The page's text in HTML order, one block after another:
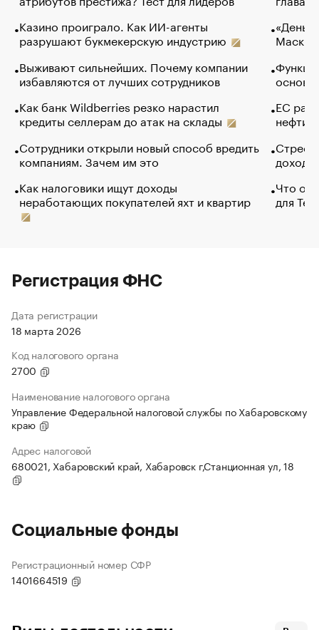
Казино проиграло. Как ИИ-агенты
разрушают букмекерскую индустрию
Выживают сильнейших. Почему компании
избавляются от лучших сотрудников
Как банк Wildberries резко нарастил
кредиты селлерам до атак на склады
Сотрудники открыли новый способ вредить
компаниям. Зачем им это
Как налоговики ищут доходы
неработающих покупателей яхт и квартир
Маск в
основ
ЕС
нефти
Что
для
Регистрация ФНС
Дата регистрации
18 марта 2026
Код налогового органа
2700
Наименование налогового органа
Управление Федеральной налоговой службы по Хабаровскому
краю
Адрес налоговой
680021, Хабаровский край, Хабаровск г,Станционная ул, 18
Социальные фонды
Регистрационный номер СФР
1401664519